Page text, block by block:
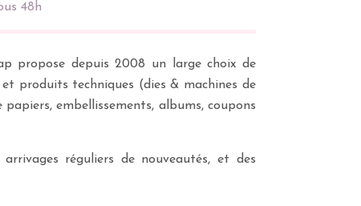
48h
propose depuis 2008 un large choix de
produits techniques (dies & machines de
embellissements, albums, coupons
réguliers de nouveautés, et des